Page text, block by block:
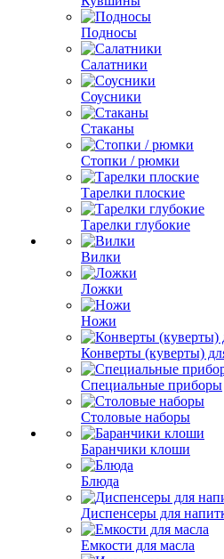
Подносы
Салатники
Соусники
Стаканы
Стопки / рюмки
Тарелки плоские
Тарелки глубокие
Вилки
Ложки
Ножи
Конверты (куверты)
Специальные приборы
Столовые наборы
Баранчики клоши
Блюда
Диспенсеры для
Емкости для масла